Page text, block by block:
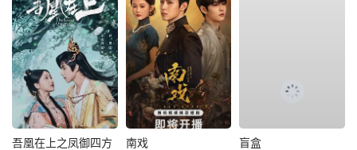
吾凰在上之凤御四方 南戏 盲盒